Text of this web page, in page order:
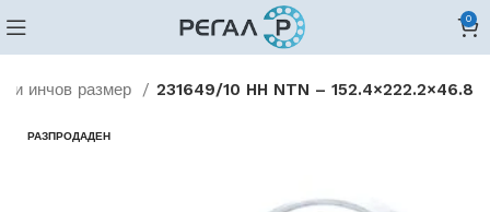
0
инчов размер 231649/10 HH NTN – 152.4×222.2×46.8
РАЗПРОДАДЕН